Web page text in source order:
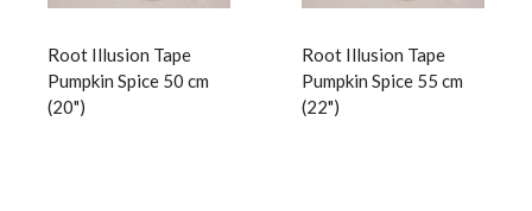
Root Illusion Tape
Pumpkin Spice 50 cm
(20")
Root Illusion Tape
Pumpkin Spice 55 cm
(22")